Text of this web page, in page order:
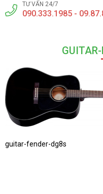
TƯ VẤN 24/7
090.333.1985 -
GUITAR-
guitar-fender-dg8s